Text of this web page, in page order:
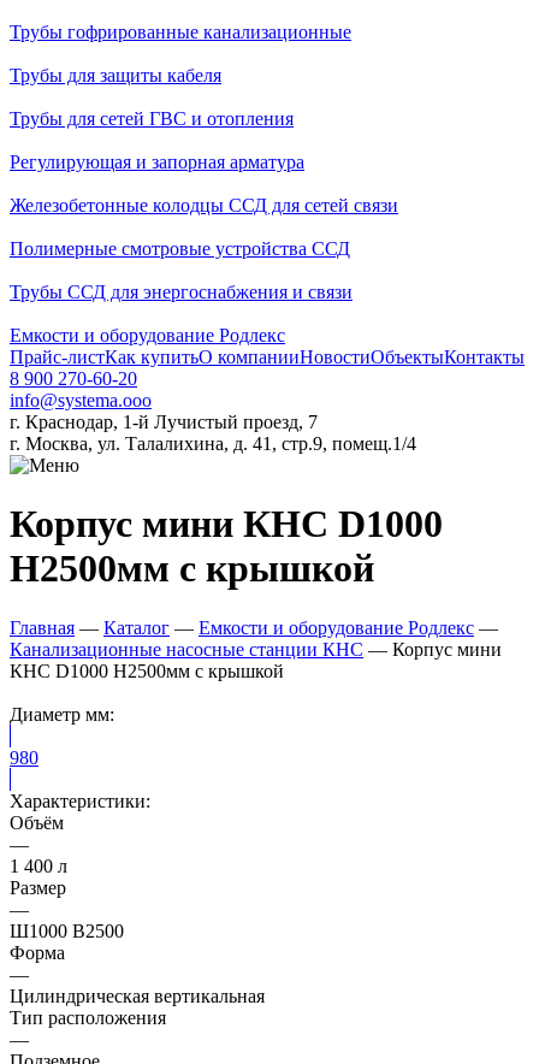
Трубы гофрированные канализационные
Трубы для защиты кабеля
Трубы для сетей ГВС и отопления
Регулирующая и запорная арматура
Железобетонные колодцы ССД для сетей связи
Полимерные смотровые устройства ССД
Трубы ССД для энергоснабжения и связи
Емкости и оборудование Родлекс
Прайс-листКак купитьО компанииНовостиОбъектыКонтакты
8 900 270-60-20
info@systema.ooo
г. Краснодар, 1-й Лучистый проезд, 7
г. Москва, ул. Талалихина, д. 41, стр.9, помещ.1/4
Корпус мини КНС D1000
H2500мм c крышкой
Главная — Каталог — Емкости и оборудование Родлекс —
Канализационные насосные станции КНС — Корпус мини
КНС D1000 H2500мм c крышкой
Диаметр мм:
980
Характеристики:
Объём
—
1 400 л
Размер
—
Ш1000 В2500
Форма
—
Цилиндрическая вертикальная
Тип расположения
—